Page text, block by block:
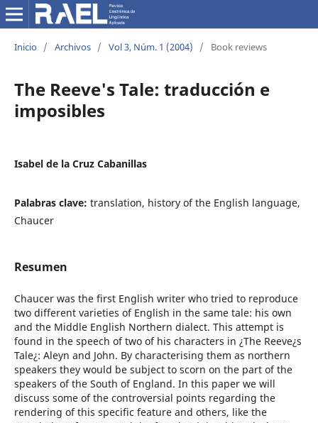
Inicio / Archivos / Vol 3, Núm. 1 (2004) / Book reviews
The Reeve's Tale: traducción e
imposibles
Isabel de la Cruz Cabanillas
Palabras clave: translation, history of the English language,
Chaucer
Resumen
Chaucer was the first English writer who tried to reproduce
two different varieties of English in the same tale: his own
and the Middle English Northern dialect. This attempt is
found in the speech of two of his characters in ¿The Reeve¿s
Tale¿: Aleyn and John. By characterising them as northern
speakers they would be subject to scorn on the part of the
speakers of the South of England. In this paper we will
discuss some of the controversial points regarding the
rendering of this specific feature and others, like the